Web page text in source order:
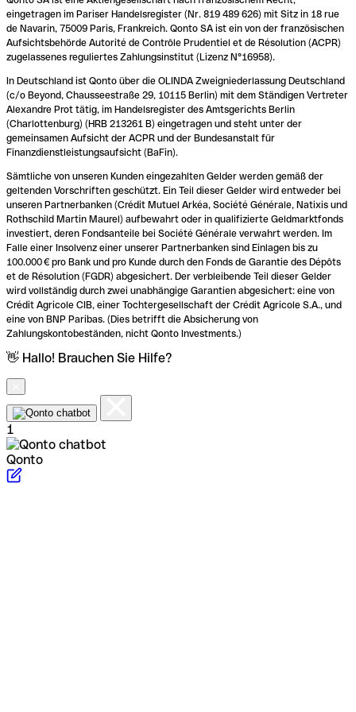
eingetragen im Pariser Handelsregister (Nr. 819 489 626) mit Sitz in 18 rue
de Navarin, 75009 Paris, Frankreich. Qonto SA ist ein von der französischen
Aufsichtsbehörde Autorité de Contrôle Prudentiel et de Résolution (ACPR)
zugelassenes reguliertes Zahlungsinstitut (Lizenz N°16958).
In Deutschland ist Qonto über die OLINDA Zweigniederlassung Deutschland
(c/o Beyond, Chausseestraße 29, 10115 Berlin) mit dem Ständigen Vertreter
Alexandre Prot tätig, im Handelsregister des Amtsgerichts Berlin
(Charlottenburg) (HRB 213261 B) eingetragen und steht unter der
gemeinsamen Aufsicht der ACPR und der Bundesanstalt für
Finanzdienstleistungsaufsicht (BaFin).
Sämtliche von unseren Kunden eingezahlten Gelder werden gemäß der
geltenden Vorschriften geschützt. Ein Teil dieser Gelder wird entweder bei
unseren Partnerbanken (Crédit Mutuel Arkéa, Société Générale, Natixis und
Rothschild Martin Maurel) aufbewahrt oder in qualifizierte Geldmarktfonds
investiert, deren Fondsanteile bei Société Générale verwahrt werden. Im
Falle einer Insolvenz einer unserer Partnerbanken sind Einlagen bis zu
100.000 € pro Bank und pro Kunde durch den Fonds de Garantie des Dépôts
et de Résolution (FGDR) abgesichert. Der verbleibende Teil dieser Gelder
wird vollständig durch zwei unabhängige Garantien abgesichert: eine von
Crédit Agricole CIB, einer Tochtergesellschaft der Crédit Agricole S.A., und
eine von BNP Paribas. (Dies betrifft die Absicherung von
Zahlungskontobeständen, nicht Qonto Investments.)
👋 Hallo! Brauchen Sie Hilfe?
1
Qonto